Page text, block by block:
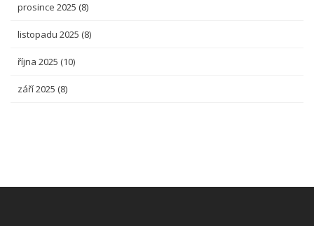
prosince 2025 (8)
listopadu 2025 (8)
října 2025 (10)
září 2025 (8)